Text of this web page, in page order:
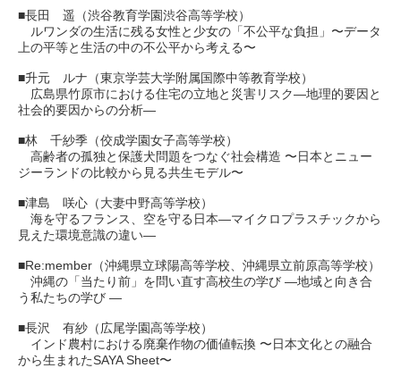
■長田 遥（渋谷教育学園渋谷高等学校）
ルワンダの生活に残る女性と少女の「不公平な負担」〜データ
上の平等と生活の中の不公平から考える〜
■升元 ルナ（東京学芸大学附属国際中等教育学校）
広島県竹原市における住宅の立地と災害リスク—地理的要因と
社会的要因からの分析—
■林 千紗季（佼成学園女子高等学校）
高齢者の孤独と保護犬問題をつなぐ社会構造 〜日本とニュー
ジーランドの比較から見る共生モデル〜
■津島 咲心（大妻中野高等学校）
海を守るフランス、空を守る日本—マイクロプラスチックから
見えた環境意識の違い—
■Re:member（沖縄県立球陽高等学校、沖縄県立前原高等学校）
沖縄の「当たり前」を問い直す高校生の学び —地域と向き合
う私たちの学び —
■長沢 有紗（広尾学園高等学校）
インド農村における廃棄作物の価値転換 〜日本文化との融合
から生まれたSAYA Sheet〜